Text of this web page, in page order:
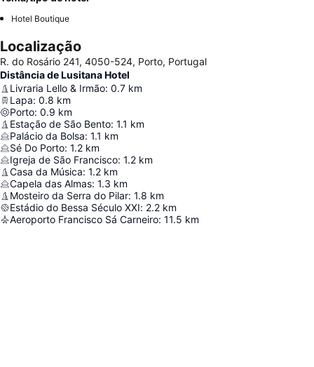
Hotel Boutique
Localização
R. do Rosário 241, 4050-524, Porto, Portugal
Distância de Lusitana Hotel
Livraria Lello & Irmão: 0.7 km
Lapa: 0.8 km
Porto: 0.9 km
Estação de São Bento: 1.1 km
Palácio da Bolsa: 1.1 km
Sé Do Porto: 1.2 km
Igreja de São Francisco: 1.2 km
Casa da Música: 1.2 km
Capela das Almas: 1.3 km
Mosteiro da Serra do Pilar: 1.8 km
Estádio do Bessa Século XXI: 2.2 km
Aeroporto Francisco Sá Carneiro: 11.5 km